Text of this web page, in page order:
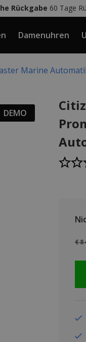
Rückgabe 60 Tage
Damenuhren
Marine
DEMO